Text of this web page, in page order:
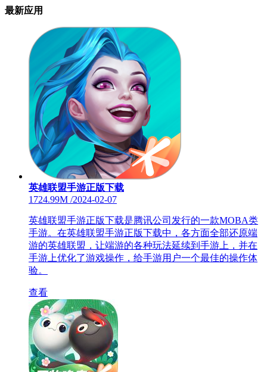
最新应用
英雄联盟手游正版下载
1724.99M /2024-02-07
英雄联盟手游正版下载是腾讯公司发行的一款MOBA类
手游。在英雄联盟手游正版下载中，各方面全部还原端
游的英雄联盟，让端游的各种玩法延续到手游上，并在
手游上优化了游戏操作，给手游用户一个最佳的操作体
验。
查看